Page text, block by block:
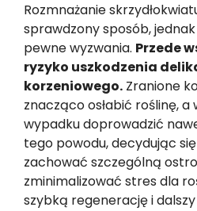
Rozmnażanie
sprawdzony sposób,
pewne wyzwania. Przede
ryzyko uszkodzenia
korzeniowego. Zranione
znacząco osłabić roślinę, a
wypadku doprowadzić
tego powodu, decydując
zachować szczególną
zminimalizować stres dla
szybką regenerację i